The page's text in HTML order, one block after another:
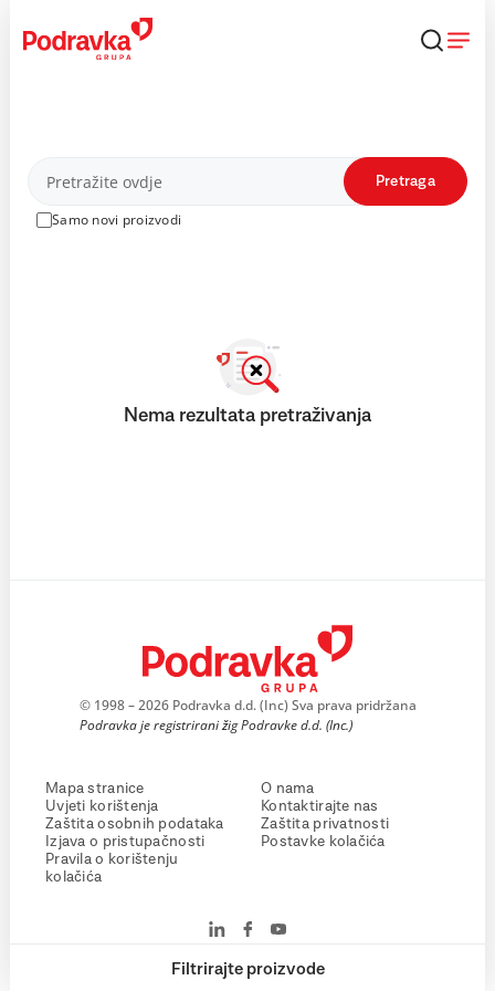
content
Proizvodi
Samo novi proizvodi
Pretraga
Filtrirajte proizvode
Nema rezultata pretraživanja
© 1998 – 2026 Podravka d.d. (Inc) Sva prava pridržana
Podravka je registrirani žig Podravke d.d. (Inc.)
Mapa stranice
Uvjeti korištenja
Zaštita osobnih podataka
Izjava o pristupačnosti
Pravila o korištenju
kolačića
O nama
Kontaktirajte nas
Zaštita privatnosti
Postavke kolačića